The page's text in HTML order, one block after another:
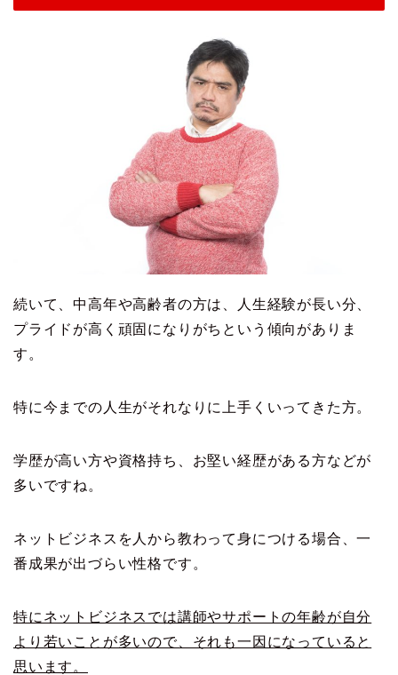
続いて、中高年や高齢者の方は、人生経験が長い分、
プライドが高く頑固になりがちという傾向がありま
す。
特に今までの人生がそれなりに上手くいってきた方。
学歴が高い方や資格持ち、お堅い経歴がある方などが
多いですね。
ネットビジネスを人から教わって身につける場合、一
番成果が出づらい性格です。
特にネットビジネスでは講師やサポートの年齢が自分
より若いことが多いので、それも一因になっていると
思います。